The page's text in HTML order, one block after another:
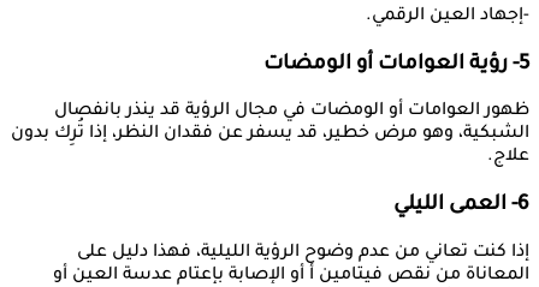
-إجهاد العين الرقمي.
5- رؤية العوامات أو الومضات
ظهور العوامات أو الومضات في مجال الرؤية قد ينذر بانفصال
الشبكية، وهو مرض خطير، قد يسفر عن فقدان النظر، إذا تُرِك بدون
علاج.
6- العمى الليلي
إذا كنت تعاني من عدم وضوح الرؤية الليلية، فهذا دليل على
المعاناة من نقص فيتامين أ أو الإصابة بإعتام عدسة العين أو